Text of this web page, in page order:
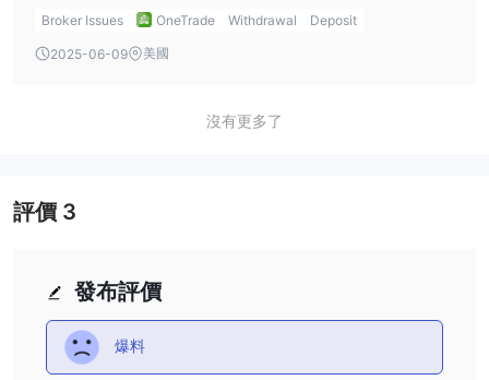
槓桿也帶來了增加的風險因素，因此更適合有經驗的交易者。
如何開設OneTrade的帳戶？
1. 访问 OneTrade 的官方网站：与 OneTrade 开设交易账户的
帳戶」按鈕。
3. 填寫個人資料：
居住國家。
要提供更具体的财务状况和交易经验信息。这是为了确定最适合您财
务能力和交易经验的账户类型。
Broker Issues OneTrade Withdrawal Deposit
2025-06-09 美國
沒有更多了
發布評價
爆料
評價 3